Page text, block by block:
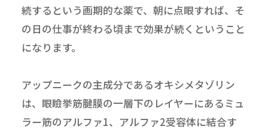
続するという画期的な薬で、朝に点眼すれば、そ
の日の仕事が終わる頃まで効果が続くということ
になります。
アップニークの主成分であるオキシメタゾリン
は、眼瞼挙筋腱膜の一層下のレイヤーにあるミュ
ラー筋のアルファ1、アルファ2受容体に結合す